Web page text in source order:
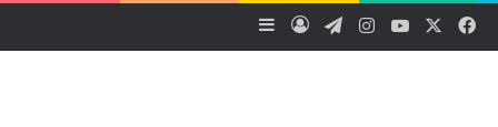
فيسبوك ‫YouTubeانستقرامتيلقرامتسجيل الدخول